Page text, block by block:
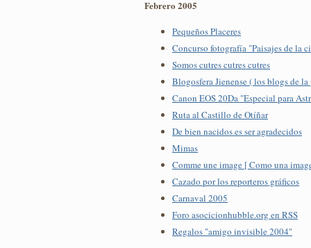
Febrero 2005
Pequeños Placeres
Concurso fotografía "Paisajes de la
Somos cutres cutres cutres
Blogosfera Jienense ( los blogs de
Canon EOS 20Da "Especial para
Ruta al Castillo de Otíñar
De bien nacidos es ser agradecidos
Mimas
Comme une image [ Como una
Cazado por los reporteros gráficos
Carnaval 2005
Foro asocicionhubble.org en RSS
Regalos "amigo invisible 2004"